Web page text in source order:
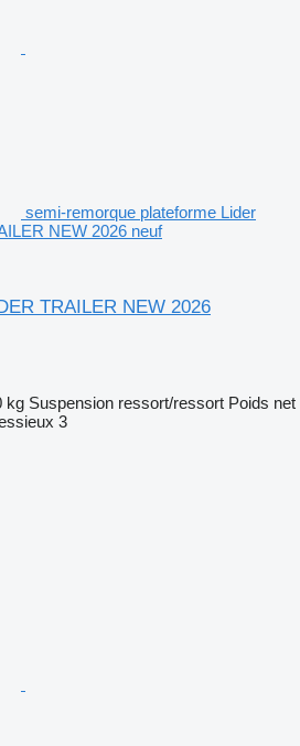
semi-remorque plateforme Lider
NEW 2026 neuf
TRAILER NEW 2026
kg Suspension ressort/ressort Poids net
3